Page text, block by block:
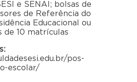
e SENAI; bolsas de
de Referência do
Educacional ou
de 10 matrículas
pos-
escolar/